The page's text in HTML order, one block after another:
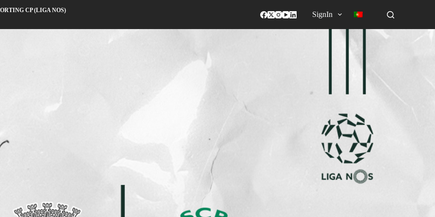
CP (LIGA NOS)
SignIn